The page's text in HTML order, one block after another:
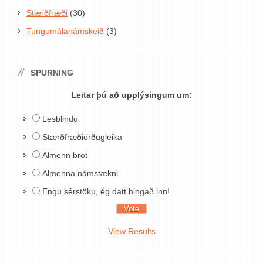
Stærðfræði (30)
Tungumálanámskeið (3)
SPURNING
Leitar þú að upplýsingum um:
Lesblindu
Stærðfræðiörðugleika
Almenn brot
Almenna námstækni
Engu sérstöku, ég datt hingað inn!
View Results